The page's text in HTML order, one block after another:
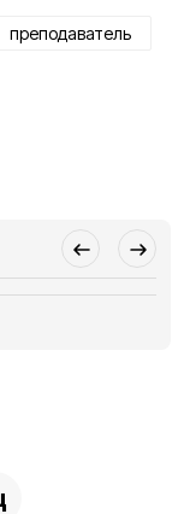
преподаватель